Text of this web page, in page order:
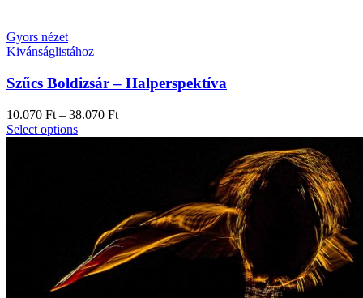
Gyors nézet
Kivánságlistához
Szűcs Boldizsár – Halperspektíva
10.070 Ft – 38.070 Ft
Select options